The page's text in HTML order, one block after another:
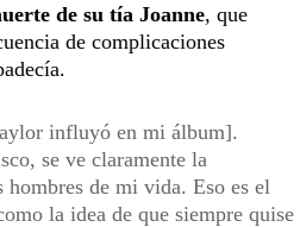
de su tía Joanne, que
de complicaciones
influyó en mi álbum].
se ve claramente la
de mi vida. Eso es el
la idea de que siempre quise